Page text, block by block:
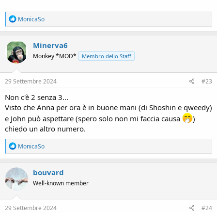
R
e
a
c
t
i
o
n
s
MonicaSo
Minerva6
Monkey *MOD* Membro dello Staff
29 Settembre 2024 #23
Non c'è 2 senza 3...
Visto che Anna per ora è in buone mani (di Shoshin e qweedy)
e John può aspettare (spero solo non mi faccia causa
)
chiedo un altro numero.
R
e
a
c
t
i
o
n
s
MonicaSo
bouvard
Well-known member
29 Settembre 2024 #24